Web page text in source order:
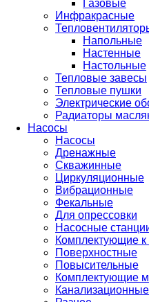
Газовые
Инфракрасные
Напольные
Настенные
Настольные
Тепловые завесы
Тепловые пушки
Электрические
Радиаторы
Насосы
Насосы
Дренажные
Скважинные
Циркуляционные
Вибрационные
Фекальные
Для опрессовки
Насосные
Комплектующие к
Поверхностные
Повысительные
Комплектующие
Канализационные